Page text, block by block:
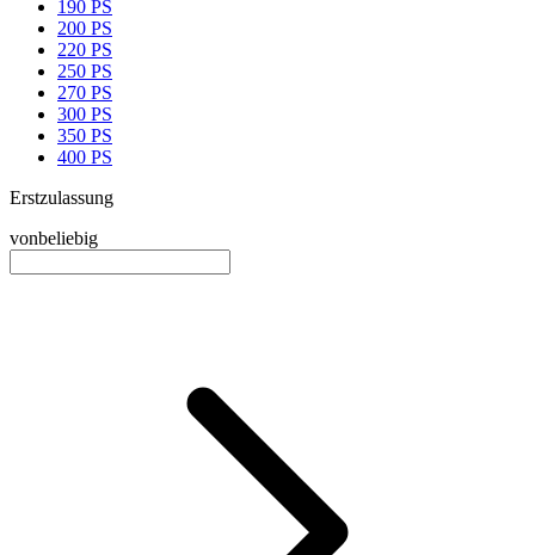
190 PS
200 PS
220 PS
250 PS
270 PS
300 PS
350 PS
400 PS
Erstzulassung
vonbeliebig